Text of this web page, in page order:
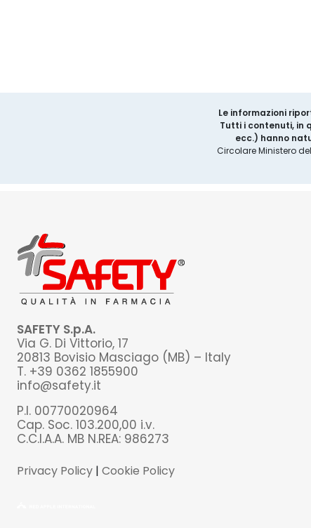
Le informazioni
Tutti i contenuti, in
ecc.) hanno
Circolare Ministero
SAFETY S.p.A.
Via G. Di Vittorio, 17
20813 Bovisio Masciago (MB) – Italy
T. +39 0362 1855900
info@safety.it
P.I. 00770020964
Cap. Soc. 103.200,00 i.v.
C.C.I.A.A. MB N.REA: 986273
Privacy Policy | Cookie Policy